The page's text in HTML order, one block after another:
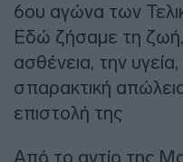
6ου αγώνα των
Εδώ ζήσαμε τη
ασθένεια, την
σπαρακτική
επιστολή της
Από το αντίο της